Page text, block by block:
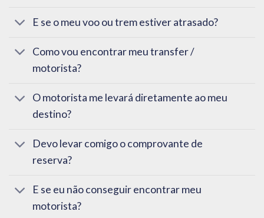
E se o meu voo ou trem estiver atrasado?
Como vou encontrar meu transfer /
motorista?
O motorista me levará diretamente ao meu
destino?
Devo levar comigo o comprovante de
reserva?
E se eu não conseguir encontrar meu
motorista?